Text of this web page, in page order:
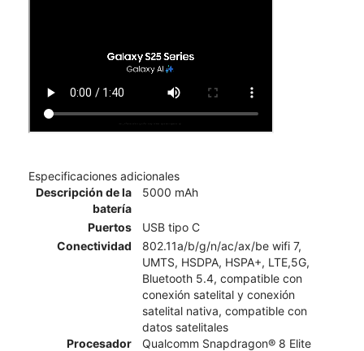
Especificaciones adicionales
Descripción de la
batería
5000 mAh
Puertos
USB tipo C
Conectividad
802.11a/b/g/n/ac/ax/be wifi 7,
UMTS, HSDPA, HSPA+, LTE,5G,
Bluetooth 5.4, compatible con
conexión satelital y conexión
satelital nativa, compatible con
datos satelitales​​​​​​​
Procesador
Qualcomm Snapdragon® 8 Elite